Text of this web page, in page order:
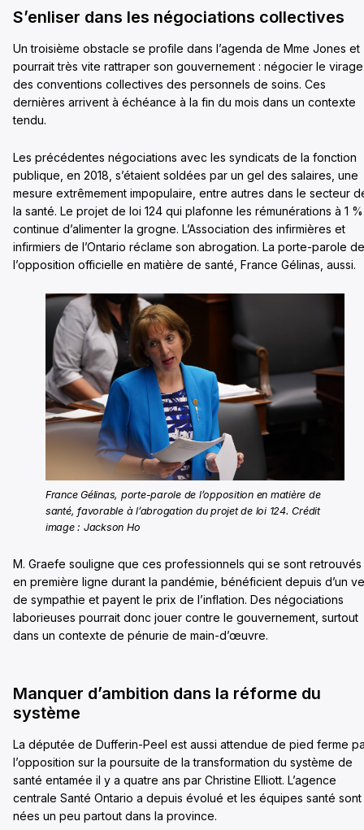
S’enliser dans les négociations collectives
Un troisième obstacle se profile dans l’agenda de Mme Jones et
pourrait très vite rattraper son gouvernement : négocier le virage
des conventions collectives des personnels de soins. Ces
dernières arrivent à échéance à la fin du mois dans un contexte
tendu.
Les précédentes négociations avec les syndicats de la fonction
publique, en 2018, s’étaient soldées par un gel des salaires, une
mesure extrêmement impopulaire, entre autres dans le secteur
la santé. Le projet de loi 124 qui plafonne les rémunérations à 1 %
continue d’alimenter la grogne. L’Association des infirmières et
infirmiers de l’Ontario réclame son abrogation. La porte-parole de
l’opposition officielle en matière de santé, France Gélinas, aussi.
France Gélinas, porte-parole de l’opposition en matière de
santé, favorable à l’abrogation du projet de loi 124. Crédit
image : Jackson Ho
M. Graefe souligne que ces professionnels qui se sont retrouvés
en première ligne durant la pandémie, bénéficient depuis d’un
de sympathie et payent le prix de l’inflation. Des négociations
laborieuses pourrait donc jouer contre le gouvernement, surtout
dans un contexte de pénurie de main-d’œuvre.
Manquer d’ambition dans la réforme du
système
La députée de Dufferin-Peel est aussi attendue de pied ferme
l’opposition sur la poursuite de la transformation du système de
santé entamée il y a quatre ans par Christine Elliott. L’agence
centrale Santé Ontario a depuis évolué et les équipes santé sont
nées un peu partout dans la province.